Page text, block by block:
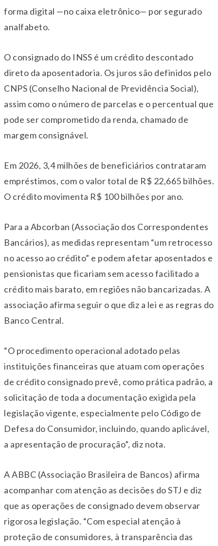
forma digital —no caixa eletrônico— por segurado
analfabeto.
O consignado do INSS é um crédito descontado
direto da aposentadoria. Os juros são definidos pelo
CNPS (Conselho Nacional de Previdência Social),
assim como o número de parcelas e o percentual que
pode ser comprometido da renda, chamado de
margem consignável.
Em 2026, 3,4 milhões de beneficiários contrataram
empréstimos, com o valor total de R$ 22,665 bilhões.
O crédito movimenta R$ 100 bilhões por ano.
Para a Abcorban (Associação dos Correspondentes
Bancários), as medidas representam “um retrocesso
no acesso ao crédito” e podem afetar aposentados e
pensionistas que ficariam sem acesso facilitado a
crédito mais barato, em regiões não bancarizadas. A
associação afirma seguir o que diz a lei e as regras do
Banco Central.
“O procedimento operacional adotado pelas
instituições financeiras que atuam com operações
de crédito consignado prevê, como prática padrão, a
solicitação de toda a documentação exigida pela
legislação vigente, especialmente pelo Código de
Defesa do Consumidor, incluindo, quando aplicável,
a apresentação de procuração”, diz nota.
A ABBC (Associação Brasileira de Bancos) afirma
acompanhar com atenção as decisões do STJ e diz
que as operações de consignado devem observar
rigorosa legislação. “Com especial atenção à
proteção de consumidores, à transparência das